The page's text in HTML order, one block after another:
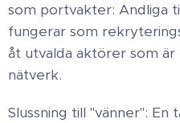
som portvakter: Andliga
fungerar som
åt utvalda aktörer som är
nätverk. ​
Slussning till "vänner":